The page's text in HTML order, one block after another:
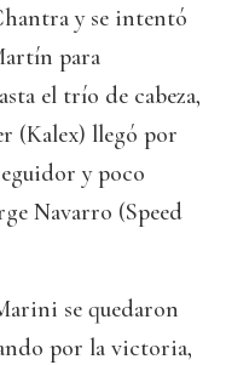
y se intentó
para
el trío de cabeza,
(Kalex) llegó por
y poco
Navarro (Speed
se quedaron
por la victoria,